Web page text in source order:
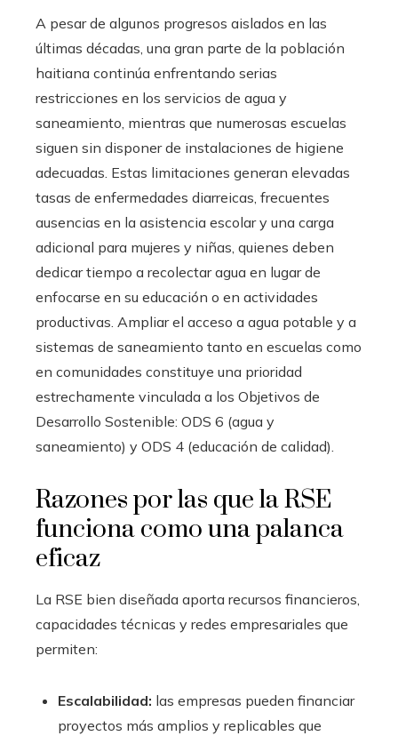
A pesar de algunos progresos aislados en las
últimas décadas, una gran parte de la población
haitiana continúa enfrentando serias
restricciones en los servicios de agua y
saneamiento, mientras que numerosas escuelas
siguen sin disponer de instalaciones de higiene
adecuadas. Estas limitaciones generan elevadas
tasas de enfermedades diarreicas, frecuentes
ausencias en la asistencia escolar y una carga
adicional para mujeres y niñas, quienes deben
dedicar tiempo a recolectar agua en lugar de
enfocarse en su educación o en actividades
productivas. Ampliar el acceso a agua potable y a
sistemas de saneamiento tanto en escuelas como
en comunidades constituye una prioridad
estrechamente vinculada a los Objetivos de
Desarrollo Sostenible: ODS 6 (agua y
saneamiento) y ODS 4 (educación de calidad).
Razones por las que la RSE
funciona como una palanca
eficaz
La RSE bien diseñada aporta recursos financieros,
capacidades técnicas y redes empresariales que
permiten:
Escalabilidad: las empresas pueden financiar
proyectos más amplios y replicables que